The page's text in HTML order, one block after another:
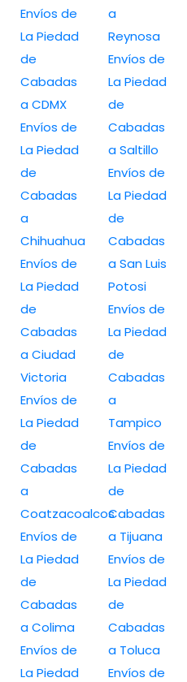
Envíos de
La Piedad
de
Cabadas
a CDMX
Envíos de
La Piedad
de
Cabadas
a
Chihuahua
Envíos de
La Piedad
de
Cabadas
a Ciudad
Victoria
Envíos de
La Piedad
de
Cabadas
a
Coatzacoalcos
Envíos de
La Piedad
de
Cabadas
a Colima
Envíos de
La Piedad
a
Reynosa
Envíos de
La Piedad
de
Cabadas
a Saltillo
Envíos de
La Piedad
de
Cabadas
a San Luis
Potosi
Envíos de
La Piedad
de
Cabadas
a
Tampico
Envíos de
La Piedad
de
Cabadas
a Tijuana
Envíos de
La Piedad
de
Cabadas
a Toluca
Envíos de